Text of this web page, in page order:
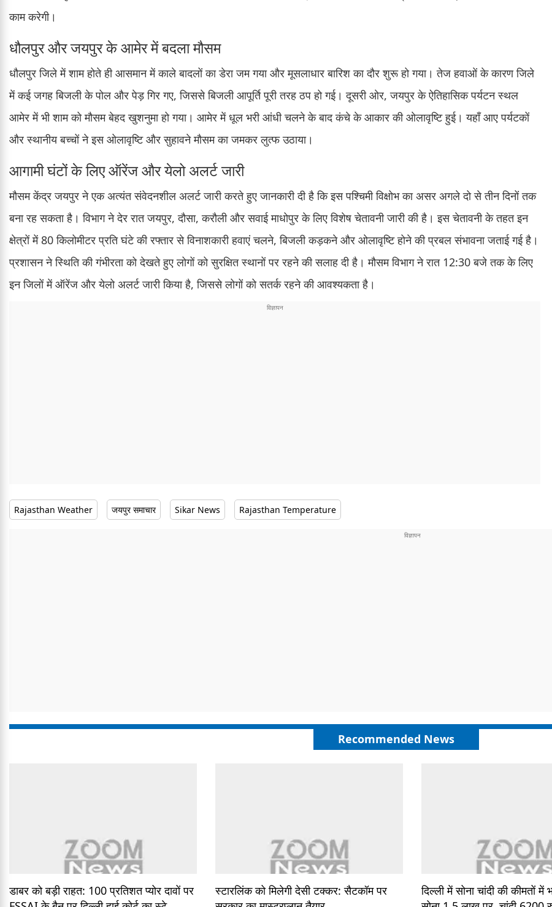
काम करेगी।
धौलपुर और जयपुर के आमेर में बदला मौसम
धौलपुर जिले में शाम होते ही आसमान में काले बादलों का डेरा जम गया और मूसलाधार बारिश का दौर शुरू हो गया। तेज हवाओं के कारण जिले
में कई जगह बिजली के पोल और पेड़ गिर गए, जिससे बिजली आपूर्ति पूरी तरह ठप हो गई। दूसरी ओर, जयपुर के ऐतिहासिक पर्यटन स्थल
आमेर में भी शाम को मौसम बेहद खुशनुमा हो गया। आमेर में धूल भरी आंधी चलने के बाद कंचे के आकार की ओलावृष्टि हुई। यहाँ आए पर्यटकों
और स्थानीय बच्चों ने इस ओलावृष्टि और सुहावने मौसम का जमकर लुत्फ उठाया।
आगामी घंटों के लिए ऑरेंज और येलो अलर्ट जारी
मौसम केंद्र जयपुर ने एक अत्यंत संवेदनशील अलर्ट जारी करते हुए जानकारी दी है कि इस पश्चिमी विक्षोभ का असर अगले दो से तीन दिनों तक
बना रह सकता है। विभाग ने देर रात जयपुर, दौसा, करौली और सवाई माधोपुर के लिए विशेष चेतावनी जारी की है। इस चेतावनी के तहत इन
क्षेत्रों में 80 किलोमीटर प्रति घंटे की रफ्तार से विनाशकारी हवाएं चलने, बिजली कड़कने और ओलावृष्टि होने की प्रबल संभावना जताई गई है।
प्रशासन ने स्थिति की गंभीरता को देखते हुए लोगों को सुरक्षित स्थानों पर रहने की सलाह दी है। मौसम विभाग ने रात 12:30 बजे तक के लिए
इन जिलों में ऑरेंज और येलो अलर्ट जारी किया है, जिससे लोगों को सतर्क रहने की आवश्यकता है।
Rajasthan Weather जयपुर समाचार Sikar News Rajasthan Temperature
Recommended News
डाबर को बड़ी राहत: 100 प्रतिशत प्योर दावों पर
स्टारलिंक को मिलेगी देसी टक्कर: सैटकॉम पर
दिल्ली में सोना चांदी की कीमतों में